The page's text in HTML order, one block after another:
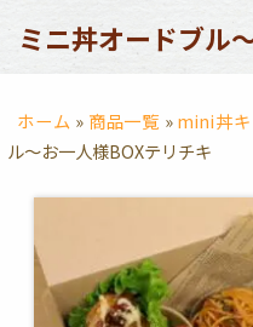
ミニ丼オードブル
ホーム » 商品一覧 »mini丼キ
ル〜お一人様BOXテリチキ